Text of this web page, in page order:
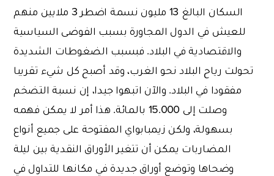
السكان البالغ 13 مليون نسمة اضطر 3 ملايين منهم
للعيش في الدول المجاورة بسبب الفوضى السياسية
والاقتصادية في البلاد. فبسبب الضغوطات الشديدة
تحولت رياح البلاد نحو الغرب، وقد أصبح كل شيء تقريبا
مفقودا في البلاد. والآن اتبهوا جيدا، إن نسبة التضخم
وصلت إلى 15.000 بالمائة. هذا أمر لا يمكن فهمه
بسهولة، ولكن زيمبابواي المفتوحة على جميع أنواع
المضاربات يمكن أن تتغير الأوراق النقدية بين ليلة
وضحاها وتوضع أوراق جديدة في مكانها للتداول في